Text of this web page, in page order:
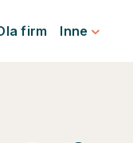
firm Inne